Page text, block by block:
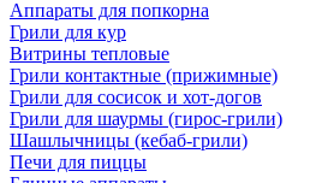
Аппараты для попкорна
Грили для кур
Витрины тепловые
Грили контактные (прижимные)
Грили для сосисок и хот-догов
Грили для шаурмы (гирос-грили)
Шашлычницы (кебаб-грили)
Печи для пиццы